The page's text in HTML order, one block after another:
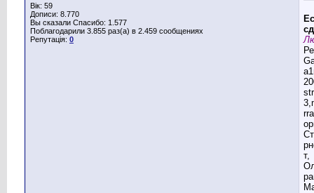
Вік: 59
Дописи: 8.770
Вы сказали Спасибо: 1.577
Поблагодарили 3.855 раз(а) в 2.459 сообщениях
Репутація: 0
т,